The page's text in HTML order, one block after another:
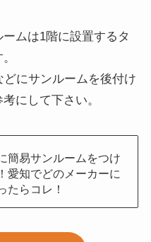
ムは1階に設置するタ
にサンルームを後付け
にして下さい。
簡易サンルームをつけ
愛知でどのメーカーに
たらコレ！